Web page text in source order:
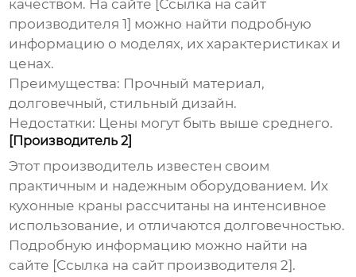
качеством. На сайте [Ссылка на сайт
производителя 1] можно найти подробную
информацию о моделях, их характеристиках и
ценах.
Преимущества: Прочный материал,
долговечный, стильный дизайн.
Недостатки: Цены могут быть выше среднего.
[Производитель 2]
Этот производитель известен своим
практичным и надежным оборудованием. Их
кухонные краны рассчитаны на интенсивное
использование, и отличаются долговечностью.
Подробную информацию можно найти на
сайте [Ссылка на сайт производителя 2].